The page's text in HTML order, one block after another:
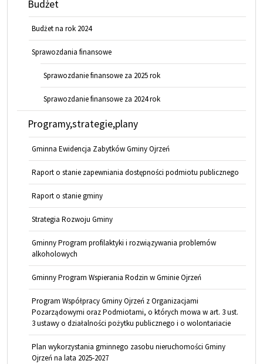
Budżet
Budżet na rok 2024
Sprawozdania finansowe
Sprawozdanie finansowe za 2025 rok
Sprawozdanie finansowe za 2024 rok
Programy,strategie,plany
Gminna Ewidencja Zabytków Gminy Ojrzeń
Raport o stanie zapewniania dostępności podmiotu publicznego
Raport o stanie gminy
Strategia Rozwoju Gminy
Gminny Program profilaktyki i rozwiązywania problemów
alkoholowych
Gminny Program Wspierania Rodzin w Gminie Ojrzeń
Program Współpracy Gminy Ojrzeń z Organizacjami
Pozarządowymi oraz Podmiotami, o których mowa w art. 3 ust.
3 ustawy o działalności pożytku publicznego i o wolontariacie
Plan wykorzystania gminnego zasobu nieruchomości Gminy
Ojrzeń na lata 2025-2027